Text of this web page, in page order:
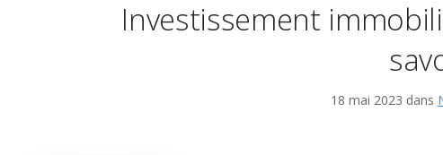
Commercial
Investissement
18 mai 2023 dans